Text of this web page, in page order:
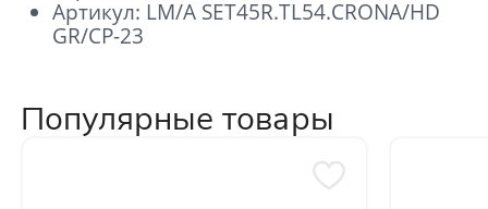
Артикул: LM/A SET45R.TL54.CRONA/HD
GR/CP-23
Популярные товары